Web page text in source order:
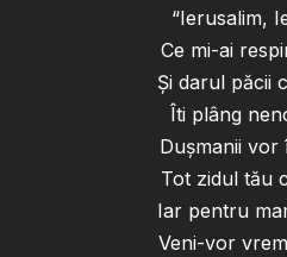
“Ierusalim,
Ce mi-ai
Și darul păcii
Îti plâng
Dușmanii vor
Tot zidul tău
Iar pentru
Veni-vor